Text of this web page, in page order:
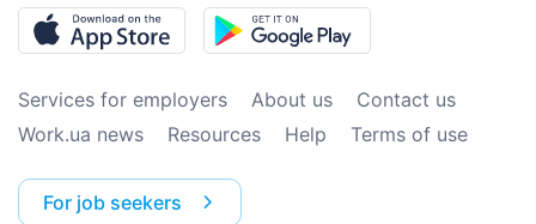
Services for employers About us
Contact us
Work.ua news
Resources Help Terms of use
For job seekers